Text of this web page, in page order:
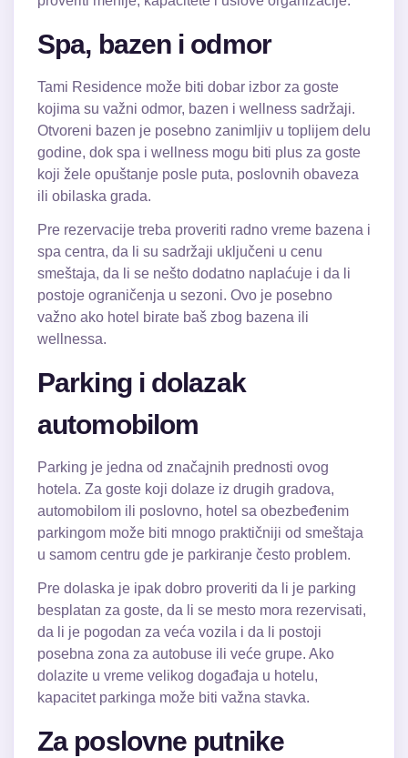
Spa, bazen i odmor
Tami Residence može biti dobar izbor za goste
kojima su važni odmor, bazen i wellness sadržaji.
Otvoreni bazen je posebno zanimljiv u toplijem delu
godine, dok spa i wellness mogu biti plus za goste
koji žele opuštanje posle puta, poslovnih obaveza
ili obilaska grada.
Pre rezervacije treba proveriti radno vreme bazena i
spa centra, da li su sadržaji uključeni u cenu
smeštaja, da li se nešto dodatno naplaćuje i da li
postoje ograničenja u sezoni. Ovo je posebno
važno ako hotel birate baš zbog bazena ili
wellnessa.
Parking i dolazak
automobilom
Parking je jedna od značajnih prednosti ovog
hotela. Za goste koji dolaze iz drugih gradova,
automobilom ili poslovno, hotel sa obezbeđenim
parkingom može biti mnogo praktičniji od smeštaja
u samom centru gde je parkiranje često problem.
Pre dolaska je ipak dobro proveriti da li je parking
besplatan za goste, da li se mesto mora rezervisati,
da li je pogodan za veća vozila i da li postoji
posebna zona za autobuse ili veće grupe. Ako
dolazite u vreme velikog događaja u hotelu,
kapacitet parkinga može biti važna stavka.
Za poslovne putnike